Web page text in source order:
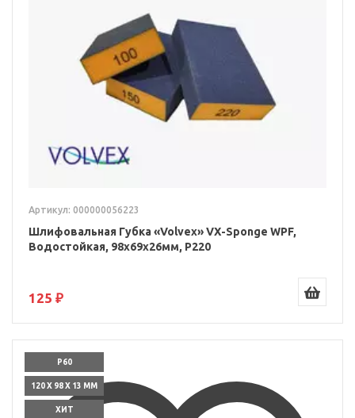
Артикул: 000000056223
Шлифовальная Губка «Volvex» VX-Sponge WPF,
Водостойкая, 98x69x26мм, P220
125 ₽
P60
120 X 98 X 13 ММ
ХИТ